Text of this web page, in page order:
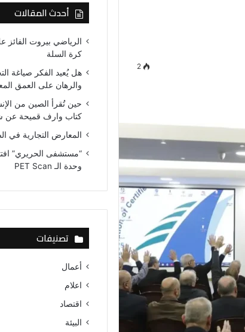
2
أحدث المقالات
الرياضي بيروت الفائز
كرة السلة
هل يُعيد الفكر صياغة
والرهان على العمق
حين تُقرأ الصين من
كتاب وارف قميحة عن
المعارض التجارية في
“مستشفى الحريري”
وحدة الـ PET Scan
تصنيفات
أعمال
اعلام
اقتصاد
البيئة